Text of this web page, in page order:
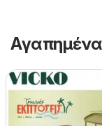
Αγαπημένα